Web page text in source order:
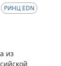
РИНЦ EDN
из